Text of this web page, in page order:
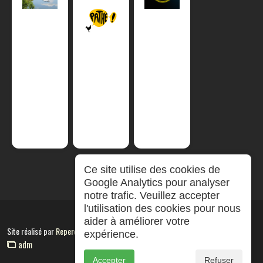
Site réalisé parRepereCom
adm
Ce site utilise des cookies de
Google Analytics pour analyser
notre trafic. Veuillez accepter
l'utilisation des cookies pour nous
aider à améliorer votre
expérience.
Accepter Refuser